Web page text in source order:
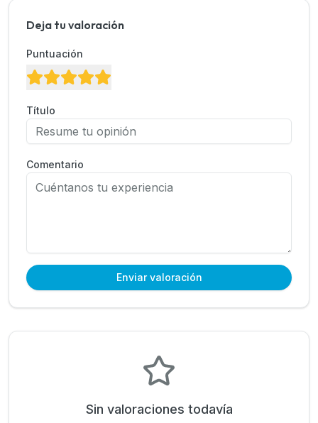
Deja tu valoración
Puntuación
Título
Comentario
Enviar valoración
Sin valoraciones todavía